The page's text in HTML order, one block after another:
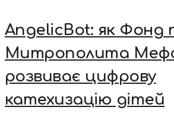
AngelicBot: як Фонд
Митрополита
розвиває цифрову
катехизацію дітей